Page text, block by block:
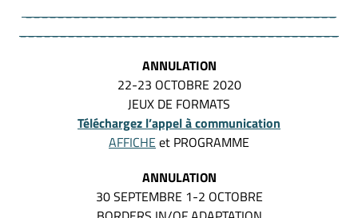
ANNULATION
22-23 OCTOBRE 2020
JEUX DE FORMATS
Téléchargez l’appel à communication
AFFICHE et PROGRAMME
ANNULATION
30 SEPTEMBRE 1-2 OCTOBRE